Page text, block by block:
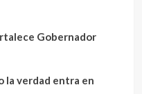
Gobernador
la verdad entra en